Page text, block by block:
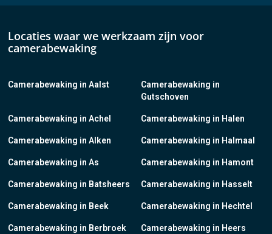
Locaties waar we werkzaam zijn voor
camerabewaking
Camerabewaking in Aalst
Camerabewaking in Achel
Camerabewaking in Alken
Camerabewaking in As
Camerabewaking in Batsheers
Camerabewaking in Beek
Camerabewaking in Berbroek
Camerabewaking in
Gutschoven
Camerabewaking in Halen
Camerabewaking in Halmaal
Camerabewaking in Hamont
Camerabewaking in Hasselt
Camerabewaking in Hechtel
Camerabewaking in Heers